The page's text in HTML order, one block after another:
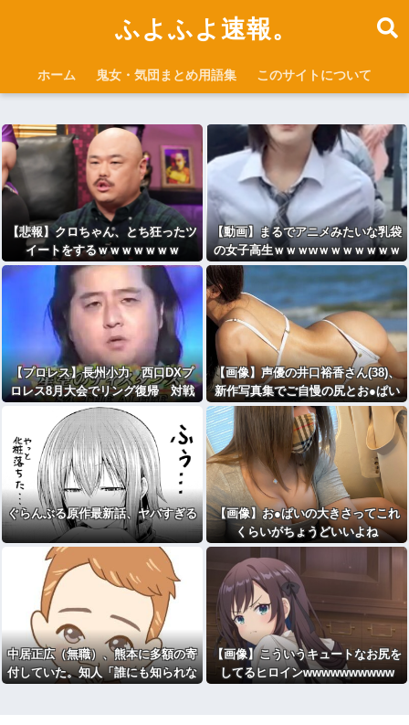
ふよふよ速報。
ホーム 鬼女・気団まとめ用語集 このサイトについて
【悲報】クロちゃん、とち狂ったツ
イートをするｗｗｗｗｗｗｗ
【動画】まるでアニメみたいな乳袋
の女子高生ｗｗｗwｗｗｗｗｗｗｗ
ｗ
【プロレス】長州小力 西口DXプ
ロレス8月大会でリング復帰 対戦
相手はクロちゃん 道交法違反の疑
いも不起訴に
【画像】声優の井口裕香さん(38)、
新作写真集でご自慢の尻とお●ぱい
を披露ｗｗｗｗｗｗ
ぐらんぶる原作最新話、ヤバすぎる
【画像】お●ぱいの大きさってこれ
くらいがちょうどいいよね
中居正広（無職）、熊本に多額の寄
付していた。知人「誰にも知られな
【画像】こういうキュートなお尻を
してるヒロインwwwwwwwwww